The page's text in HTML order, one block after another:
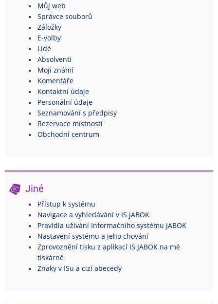
Můj web
Správce souborů
Záložky
E-volby
Lidé
Absolventi
Moji známí
Komentáře
Kontaktní údaje
Personální údaje
Seznamování s předpisy
Rezervace místností
Obchodní centrum
Jiné
Přístup k systému
Navigace a vyhledávání v IS JABOK
Pravidla užívání Informačního systému JABOK
Nastavení systému a jeho chování
Zprovoznění tisku z aplikací IS JABOK na mé
tiskárně
Znaky v ISu a cizí abecedy